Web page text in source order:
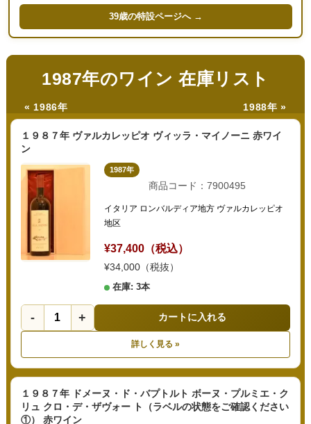
39歳の特設ページへ →
1987年のワイン 在庫リスト
« 1986年 1988年 »
１９８７年 ヴァルカレッピオ ヴィッラ・マイノーニ 赤ワイ
ン
1987年
商品コード：7900495
イタリア ロンバルディア地方 ヴァルカレッピオ
地区
¥37,400（税込）
¥34,000（税抜）
在庫: 3本
- + カートに入れる
詳しく見る »
１９８７年 ドメーヌ・ド・バプトルト ボーヌ・プルミエ・ク
リュ クロ・デ・ザヴォー ト（ラベルの状態をご確認ください
①） 赤ワイン